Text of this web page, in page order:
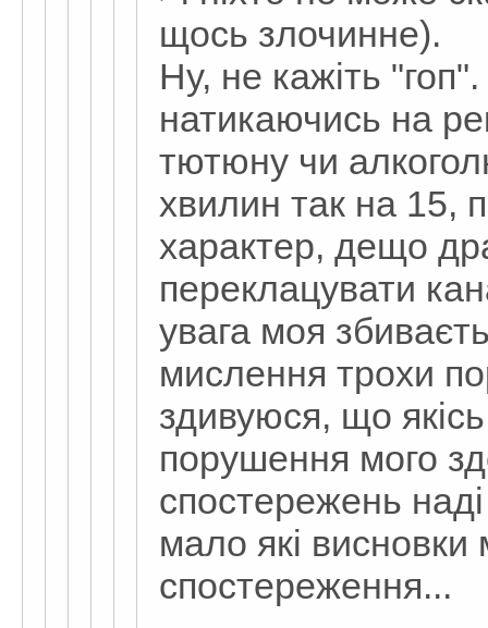
щось злочинне).
Ну, не кажіть "гоп".
натикаючись на
тютюну чи
хвилин так на 15,
характер, дещо
переклацувати
увага моя
мислення трохи
здивуюся, що
порушення мого
спостережень
мало які
спостереження...